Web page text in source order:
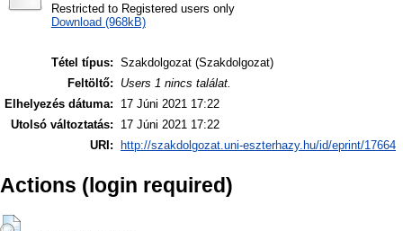
Restricted to Registered users only
Download (968kB)
Tétel típus: Szakdolgozat (Szakdolgozat)
Feltöltő:
Users 1 nincs találat.
Elhelyezés dátuma:
17 Júni 2021 17:22
Utolsó változtatás:
17 Júni 2021 17:22
URI:
http://szakdolgozat.uni-eszterhazy.hu/id/eprint/17664
Actions (login required)